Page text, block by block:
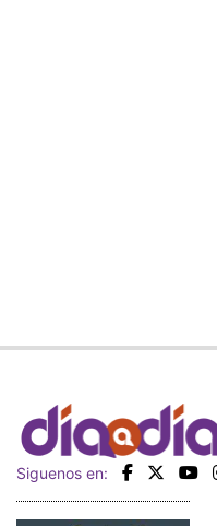
Siguenos en: